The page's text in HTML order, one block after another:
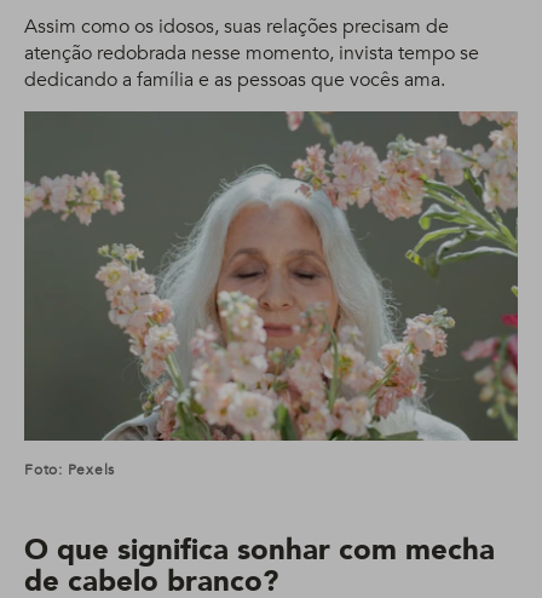
Assim como os idosos, suas relações precisam de
atenção redobrada nesse momento, invista tempo se
dedicando a família e as pessoas que vocês ama.
Foto: Pexels
O que significa sonhar com mecha
de cabelo branco?